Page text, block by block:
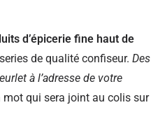
d’épicerie fine haut de
de qualité confiseur. Des
à l’adresse de votre
mot qui sera joint au colis sur